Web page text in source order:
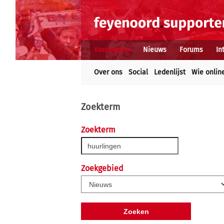
Voorpagina Nieuws Forums
Over ons Social Ledenlijst Wie
Zoekterm
Zoekterm
Zoekgebied